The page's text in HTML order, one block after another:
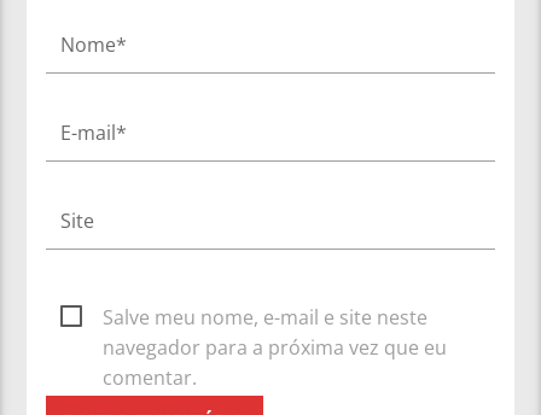
Salve meu nome, e-mail e site neste
navegador para a próxima vez que eu
comentar.